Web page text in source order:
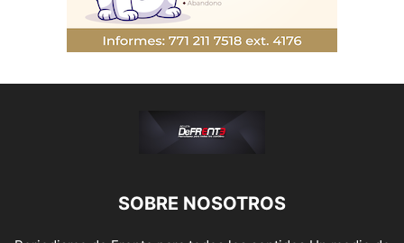
SOBRE NOSOTROS